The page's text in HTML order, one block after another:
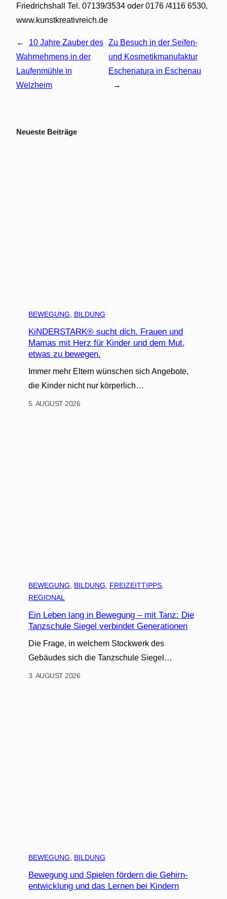
Friedrichshall Tel. 07139/3534 oder 0176 /4116 6530,
www.kunstkreativreich.de
←
10 Jahre Zauber des
Wahrnehmens in der
Laufenmühle in
Welzheim
Zu Besuch in der Seifen-
und Kosmetikmanufaktur
Eschenatura in Eschenau
→
Neueste Beiträge
BEWEGUNG BILDUNG
KiNDERSTARK® sucht dich. Frauen und
Mamas mit Herz für Kinder und dem Mut,
etwas zu bewegen.
Immer mehr Eltern wünschen sich Angebote,
die Kinder nicht nur körperlich…
5. AUGUST 2026
BEWEGUNG BILDUNG FREIZEITTIPPS
REGIONAL
Ein Leben lang in Bewegung – mit Tanz: Die
Tanzschule Siegel verbindet Generationen
Die Frage, in welchem Stockwerk des
Gebäudes sich die Tanzschule Siegel…
3. AUGUST 2026
BEWEGUNG BILDUNG
Bewegung und Spielen fördern die Gehirn-
entwicklung und das Lernen bei Kindern